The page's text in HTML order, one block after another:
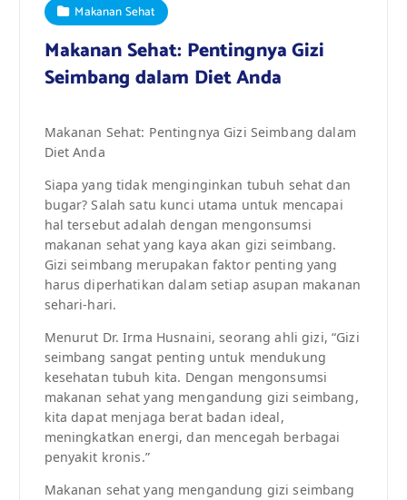
Makanan Sehat
Makanan Sehat: Pentingnya Gizi
Seimbang dalam Diet Anda
Makanan Sehat: Pentingnya Gizi Seimbang dalam
Diet Anda
Siapa yang tidak menginginkan tubuh sehat dan
bugar? Salah satu kunci utama untuk mencapai
hal tersebut adalah dengan mengonsumsi
makanan sehat yang kaya akan gizi seimbang.
Gizi seimbang merupakan faktor penting yang
harus diperhatikan dalam setiap asupan makanan
sehari-hari.
Menurut Dr. Irma Husnaini, seorang ahli gizi, “Gizi
seimbang sangat penting untuk mendukung
kesehatan tubuh kita. Dengan mengonsumsi
makanan sehat yang mengandung gizi seimbang,
kita dapat menjaga berat badan ideal,
meningkatkan energi, dan mencegah berbagai
penyakit kronis.”
Makanan sehat yang mengandung gizi seimbang